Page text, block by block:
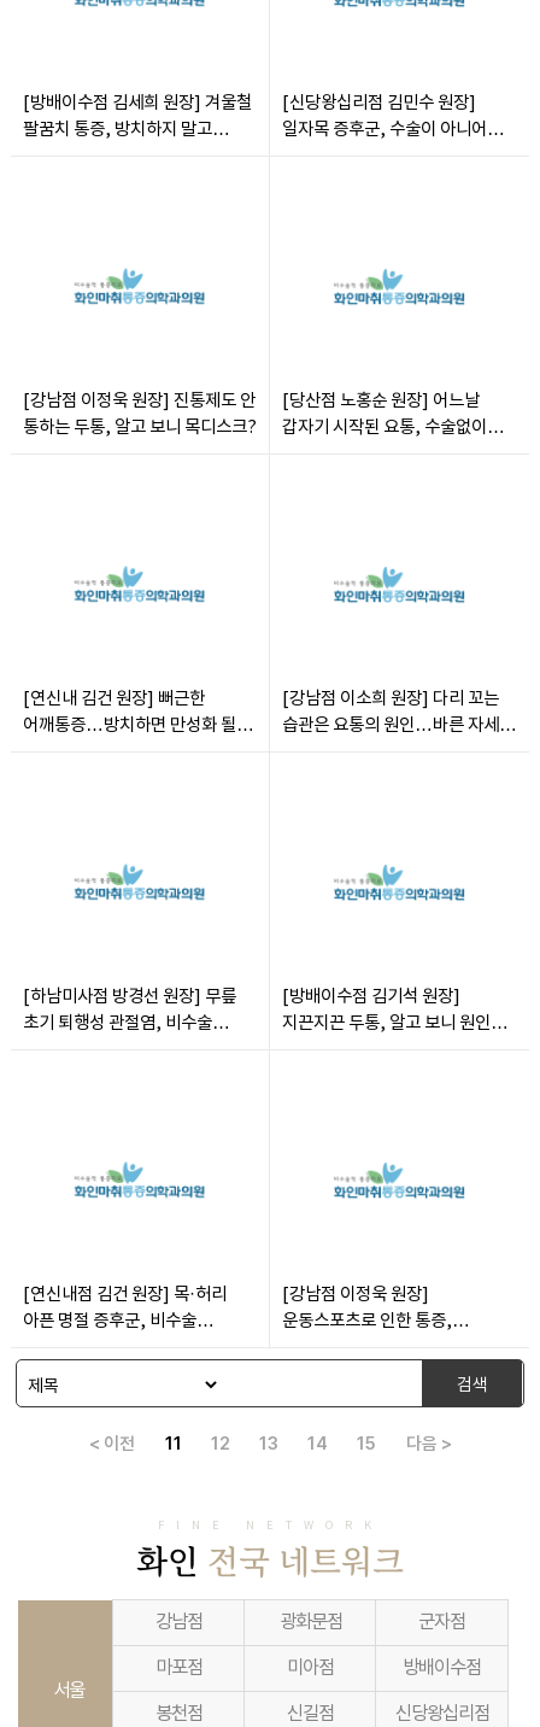
[방배이수점 김세희 원장] 겨울철
팔꿈치 통증, 방치하지 말고
[신당왕십리점 김민수 원장]
일자목 증후군, 수술이 아니어도
[강남점 이정욱 원장] 진통제도 안
통하는 두통, 알고 보니 목디스크?
[당산점 노홍순 원장] 어느날
갑자기 시작된 요통, 수술없이
[연신내 김건 원장] 뻐근한
어깨통증…방치하면 만성화 될 수
[강남점 이소희 원장] 다리 꼬는
습관은 요통의 원인…바른 자세
[하남미사점 방경선 원장] 무릎
초기 퇴행성 관절염, 비수술
[방배이수점 김기석 원장]
지끈지끈 두통, 알고 보니 원인은
[연신내점 김건 원장] 목·허리
아픈 명절 증후군, 비수술
[강남점 이정욱 원장]
운동스포츠로 인한 통증,
검색
< 이전 11 12 13 14 15 다음 >
FINE NETWORK
화인 전국 네트워크
서울
강남점 광화문점 군자점
마포점 미아점 방배이수점
봉천점 신길점 신당왕십리점